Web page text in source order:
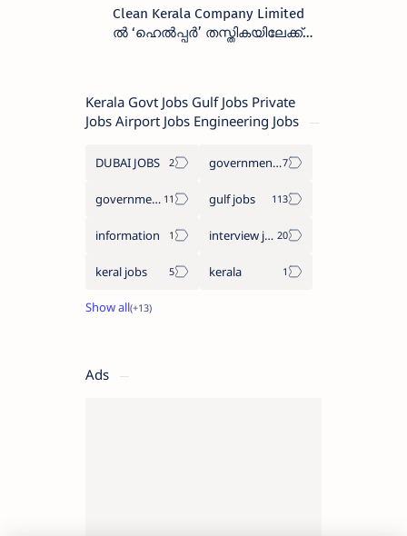
വാക്ക് ഇൻ ഇന്റർവ്യൂ
Clean Kerala Company Limited
ൽ ‘ഹെൽപ്പർ’ തസ്തികയിലേക്ക്
Kerala Govt Jobs Gulf Jobs Private
Jobs Airport Jobs Engineering Jobs
DUBAI JOBS government information
government jobs gulf jobs
information interview jobs
keral jobs kerala
Ads